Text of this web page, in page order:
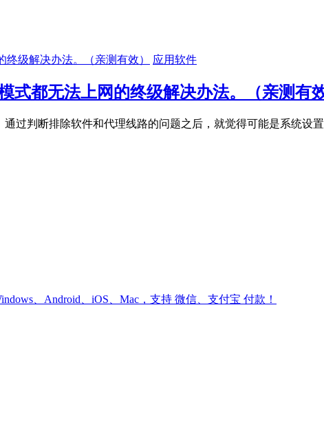
应用软件
式都无法上网的终级解决办法。（亲测有效
过判断排除软件和代理线路的问题之后，就觉得可能是系统设